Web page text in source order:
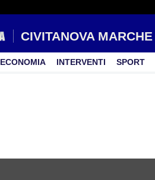
CIVITANOVA MARCHE
ECONOMIA INTERVENTI SPORT